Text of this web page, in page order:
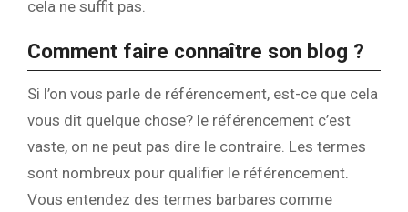
cela ne suffit pas.
Comment faire connaître son blog ?
Si l’on vous parle de référencement, est-ce que cela
vous dit quelque chose? le référencement c’est
vaste, on ne peut pas dire le contraire. Les termes
sont nombreux pour qualifier le référencement.
Vous entendez des termes barbares comme